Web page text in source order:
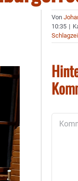
Von
10:35 |